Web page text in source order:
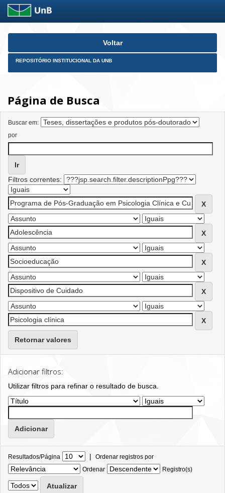
Skip
Voltar
REPOSITÓRIO INSTITUCIONAL DA UNB
Página de Busca
Buscar em:
por
Filtros correntes:
Retornar valores
Adicionar filtros:
Utilizar filtros para refinar o resultado de busca.
Resultados/Página | Ordenar registros por
Ordenar
Registro(s)